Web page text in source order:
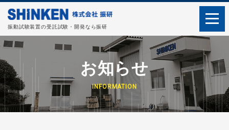
振動試験装置の受託試験・開発なら振研
お知らせ
INFORMATION